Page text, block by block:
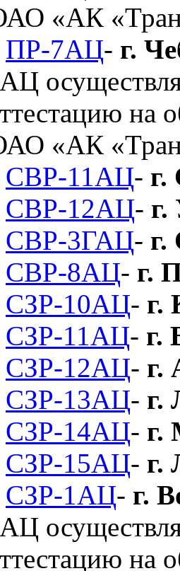
ПР-7АЦ- г.
СВР-11АЦ- г.
СВР-12АЦ- г.
СВР-3ГАЦ- г.
СВР-8АЦ- г.
СЗР-10АЦ- г.
СЗР-11АЦ- г.
СЗР-12АЦ- г.
СЗР-13АЦ- г.
СЗР-14АЦ- г.
СЗР-15АЦ- г.
СЗР-1АЦ- г.